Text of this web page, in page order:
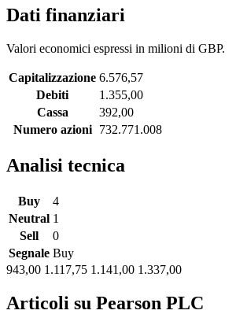
Dati finanziari
Valori economici espressi in milioni di GBP.
Capitalizzazione 6.576,57
Debiti
1.355,00
Cassa
392,00
Numero azioni
732.771.008
Analisi tecnica
Buy
4
Neutral 1
Sell
0
Segnale Buy
943,00 1.117,75 1.141,00 1.337,00
Articoli su Pearson PLC